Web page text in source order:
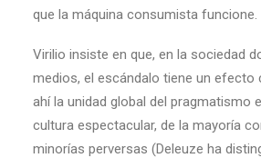
que la máquina consumista funcione.
Virilio insiste en que, en la sociedad
medios, el escándalo tiene un efecto
ahí la unidad global del pragmatismo
cultura espectacular, de la mayoría
minorías perversas (Deleuze ha